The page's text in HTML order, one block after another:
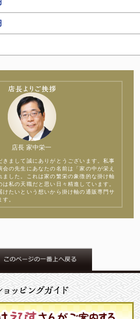
店長 家中栄一
きまして誠にありがとうございます。私事
の先生にあなたの名前は「家の中が栄え
ました。これは家の繁栄の象徴的な掛け軸
は私の天職だと思い日々精進しています。
けたいという想いから掛け軸の通販専門サ
。